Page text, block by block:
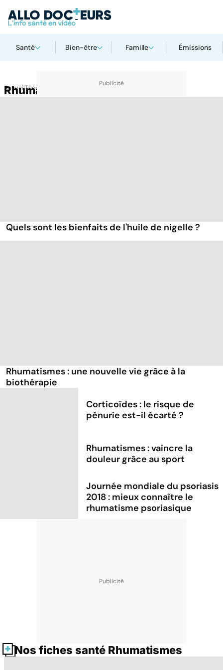
Santé Bien-être Famille Émissions
AccueilThématiques
Rhumatismes
Quels sont les bienfaits de l'huile de nigelle ?
Rhumatismes : une nouvelle vie grâce à la
biothérapie
Corticoïdes : le risque de
pénurie est-il écarté ?
Rhumatismes : vaincre la
douleur grâce au sport
Journée mondiale du psoriasis
2018 : mieux connaître le
rhumatisme psoriasique
Nos fiches santé Rhumatismes